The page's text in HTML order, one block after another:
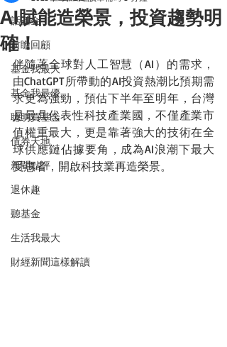
話基金
前瞻回顧
基金我最大
基金我最優
聰明買基金
債券天地
新聞點評
退休趣
聽基金
生活我最大
財經新聞這樣解讀
AI賦能造榮景，投資趨勢明
確！
伴隨著全球對人工智慧（AI）的需求，
由ChatGPT所帶動的AI投資熱潮比預期需
求更為強勁，預估下半年至明年，台灣
是最具代表性科技產業國，不僅產業市
值權重最大，更是靠著強大的技術在全
球供應鏈佔據要角，成為AI浪潮下最大
受惠者，開啟科技業再造榮景。